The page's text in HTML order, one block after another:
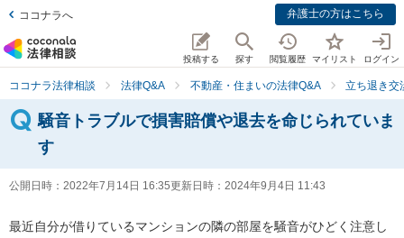
ココナラへ 弁護士の方はこちら
投稿する 探す 閲覧履歴 マイリスト ログイン
ココナラ法律相談 法律Q&A 不動産・住まいの法律Q&A 立ち退き交
騒音トラブルで損害賠償や退去を命じられていま
す
公開日時： 2022年7月14日 16:35更新日時： 2024年9月4日 11:43
最近自分が借りているマンションの隣の部屋を騒音がひどく注意し